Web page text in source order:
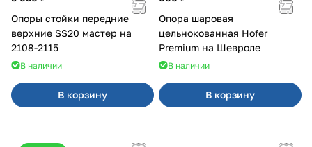
Опоры стойки передние
верхние SS20 мастер на
2108-2115
В наличии
В корзину
Опора шаровая
цельнокованная Hofer
Premium на Шевроле
В наличии
В корзину